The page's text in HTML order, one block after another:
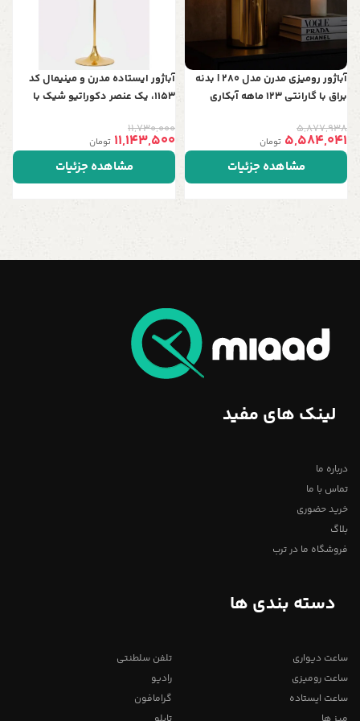
آباژور رومیزی مدرن مدل 280 | بدنه
براق با گارانتی 123 ماهه آبکاری
5,877,938
5,584,041 تومان
مشاهده جزئیات
آباژور ایستاده مدرن و مینیمال کد
1153، یک عنصر دکوراتیو شیک با
رنگ خاص و جذاب
11,730,000
11,143,500 تومان
مشاهده جزئیات
لینک های مفید
درباره ما
تماس با ما
خرید حضوری
بلاگ
فروشگاه ما در ترب
دسته بندی ها
ساعت دیواری
ساعت رومیزی
ساعت ایستاده
تلفن سلطنتی
رادیو
گرامافون